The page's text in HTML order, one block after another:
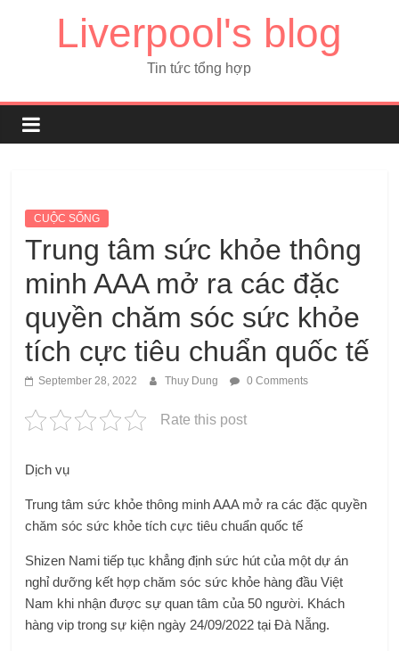
Liverpool's blog
Tin tức tổng hợp
CUỘC SỐNG
Trung tâm sức khỏe thông
minh AAA mở ra các đặc
quyền chăm sóc sức khỏe
tích cực tiêu chuẩn quốc tế
September 28, 2022 Thuy Dung 0 Comments
Rate this post
Dịch vụ
Trung tâm sức khỏe thông minh AAA mở ra các đặc quyền
chăm sóc sức khỏe tích cực tiêu chuẩn quốc tế
Shizen Nami tiếp tục khẳng định sức hút của một dự án
nghỉ dưỡng kết hợp chăm sóc sức khỏe hàng đầu Việt
Nam khi nhận được sự quan tâm của 50 người. Khách
hàng vip trong sự kiện ngày 24/09/2022 tại Đà Nẵng.